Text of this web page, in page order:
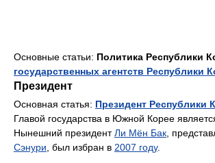
Основные статьи: Политика Республики
государственных агентств Республики
Президент
Основная статья: Президент Республики
Главой государства в Южной Корее
Нынешний президентЛи Мён Бак ,
Сэнури , был избран в 2007 году.